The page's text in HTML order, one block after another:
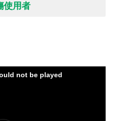
使用者
not be played